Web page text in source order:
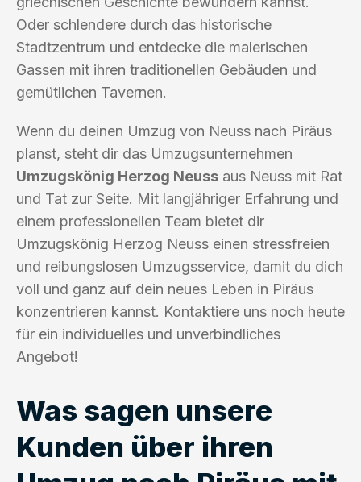
Oder schlendere durch das historische
Stadtzentrum und entdecke die malerischen
Gassen mit ihren traditionellen Gebäuden und
gemütlichen Tavernen.
Wenn du deinen Umzug von Neuss nach Piräus
planst, steht dir das Umzugsunternehmen
Umzugskönig Herzog Neuss aus Neuss mit Rat
und Tat zur Seite. Mit langjähriger Erfahrung und
einem professionellen Team bietet dir
Umzugskönig Herzog Neuss einen stressfreien
und reibungslosen Umzugsservice, damit du dich
voll und ganz auf dein neues Leben in Piräus
konzentrieren kannst. Kontaktiere uns noch heute
für ein individuelles und unverbindliches
Angebot!
Was sagen unsere
Kunden über ihren